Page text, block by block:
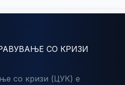
СО КРИЗИ
со кризи (ЦУК) е